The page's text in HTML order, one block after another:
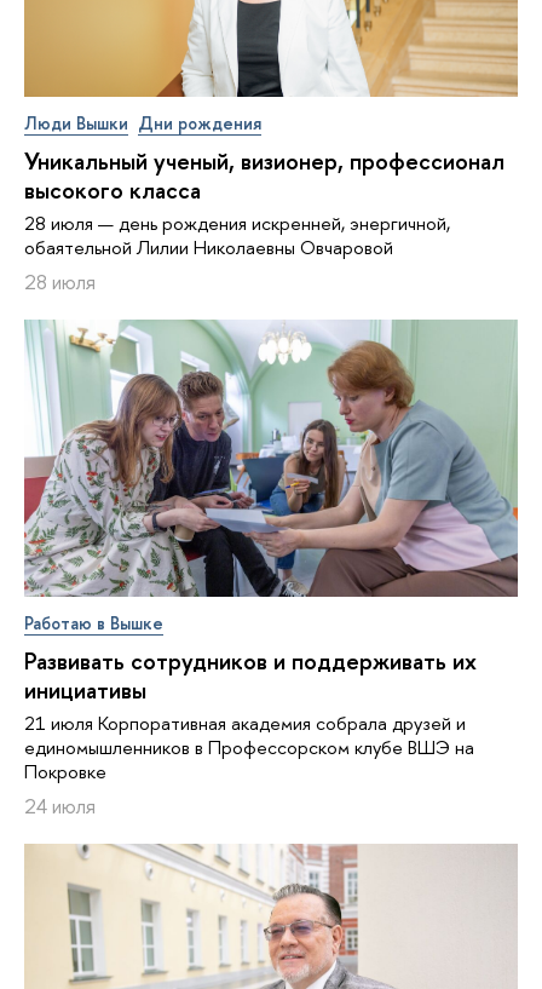
Люди Вышки Дни рождения
Уникальный ученый, визионер, про­фес­си­о­нал
высокого класса
28 июля — день рождения искренней, энергичной,
обаятельной Лилии Николаевны Овчаровой
28 июля
Работаю в Вышке
Развивать сотрудников и поддерживать их
инициативы
21 июля Корпоративная академия собрала друзей и
единомышленников в Профессорском клубе ВШЭ на
Покровке
24 июля